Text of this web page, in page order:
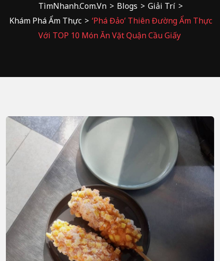
TìmNhanh.Com.Vn > Blogs > Giải Trí >
Khám Phá Ẩm Thực > ‘Phá Đảo’ Thiên Đường Ẩm Thực
Với TOP 10 Món Ăn Vặt Quận Cầu Giấy